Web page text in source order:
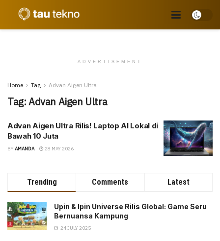
ADVERTISEMENT
Home Tag Advan Aigen Ultra
Tag:Advan Aigen Ultra
Advan Aigen Ultra Rilis! Laptop AI Lokal di
Bawah 10 Juta
BY AMANDA 28 MAY 2026
Trending Comments Latest
Upin & Ipin Universe Rilis Global: Game Seru
Bernuansa Kampung
24 JULY 2025